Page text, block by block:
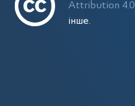
Attribution
інше.